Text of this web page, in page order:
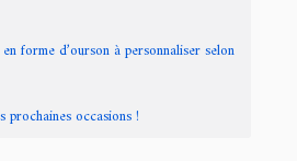
forme d’ourson à personnaliser selon
prochaines occasions !